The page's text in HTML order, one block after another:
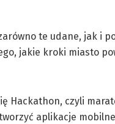
te udane, jak i
jakie kroki miasto
Hackathon, czyli
aplikacje